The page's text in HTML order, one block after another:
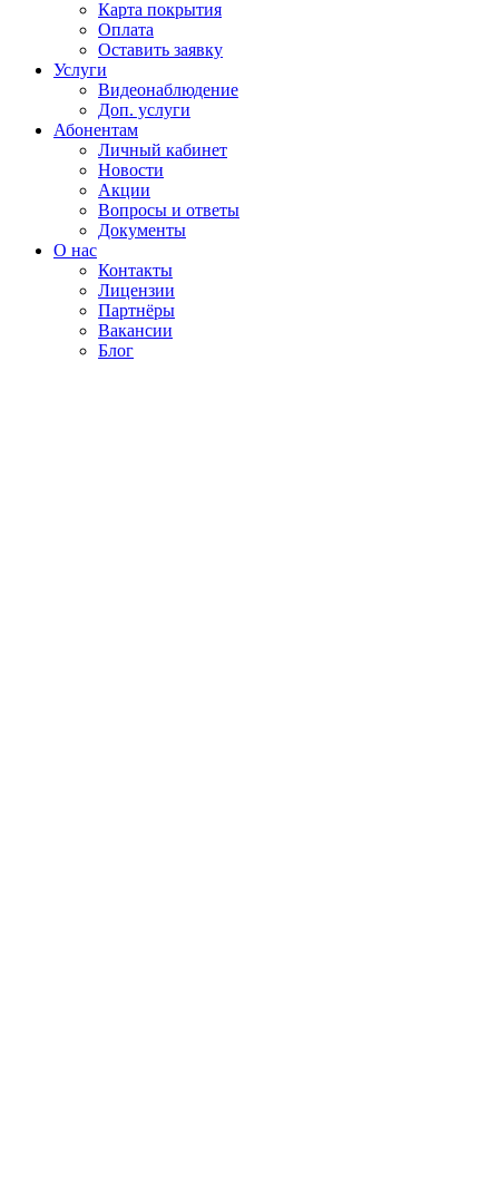
Карта покрытия
Оплата
Оставить заявку
Услуги
Видеонаблюдение
Доп. услуги
Абонентам
Личный кабинет
Новости
Акции
Вопросы и ответы
Документы
О нас
Контакты
Лицензии
Партнёры
Вакансии
Блог